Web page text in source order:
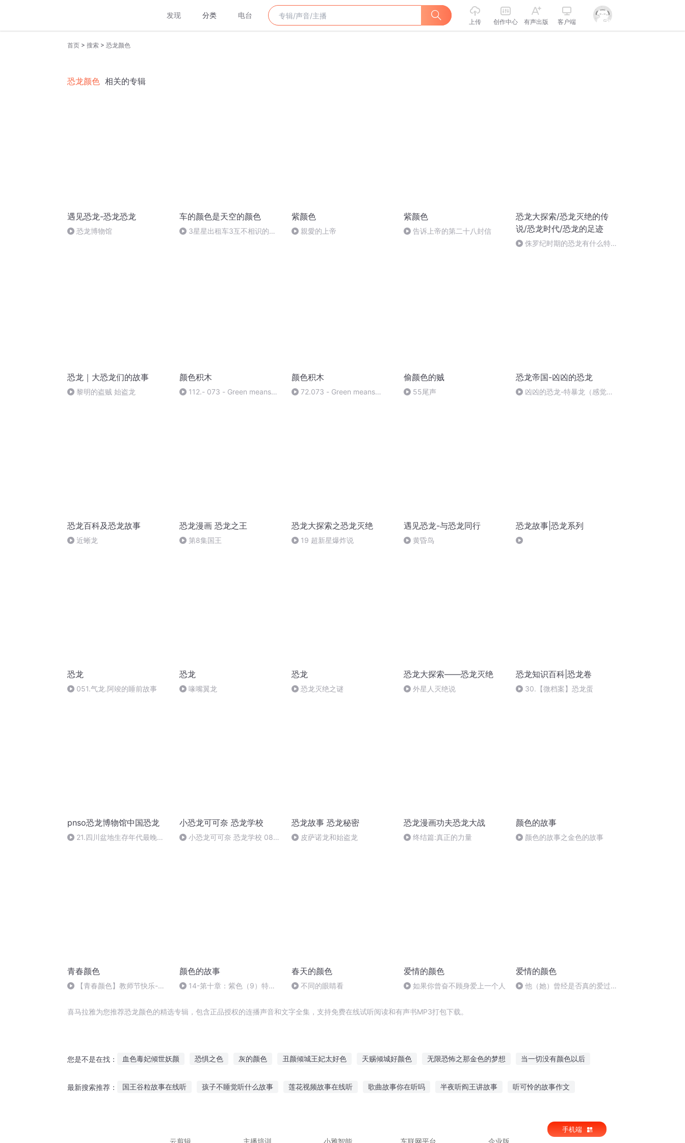
发现 分类 电台
上传 创作中心 有声出版 客户端
首页 > 搜索 > 恐龙颜色
恐龙颜色 相关的专辑
遇见恐龙-恐龙恐龙
恐龙博物馆
车的颜色是天空的颜色
3星星出租车3互不相识的乘
紫颜色
親愛的上帝
紫颜色
告诉上帝的第二十八封信
恐龙大探索/恐龙灭绝的传
说/恐龙时代/恐龙的足迹
侏罗纪时期的恐龙有什么特征
恐龙｜大恐龙们的故事
黎明的盗贼 始盗龙
颜色积木
112.- 073 - Green means
颜色积木
72.073 - Green means
偷颜色的贼
55尾声
恐龙帝国-凶凶的恐龙
凶凶的恐龙-特暴龙（感觉灵
恐龙百科及恐龙故事
近蜥龙
恐龙漫画 恐龙之王
第8集国王
恐龙大探索之恐龙灭绝
19 超新星爆炸说
遇见恐龙-与恐龙同行
黄昏鸟
恐龙故事|恐龙系列
恐龙
051.气龙.阿竣的睡前故事
恐龙
喙嘴翼龙
恐龙
恐龙灭绝之谜
恐龙大探索——恐龙灭绝
外星人灭绝说
恐龙知识百科|恐龙卷
30.【微档案】恐龙蛋
pnso恐龙博物馆中国恐龙
21.四川盆地生存年代最晚的
小恐龙可可奈 恐龙学校
小恐龙可可奈 恐龙学校 08
恐龙故事 恐龙秘密
皮萨诺龙和始盗龙
恐龙漫画功夫恐龙大战
终结篇:真正的力量
颜色的故事
颜色的故事之金色的故事
青春颜色
【青春颜色】教师节快乐-
颜色的故事
14-第十章：紫色（9）特克
春天的颜色
不同的眼睛看
爱情的颜色
如果你曾奋不顾身爱上一个人
爱情的颜色
他（她）曾经是否真的爱过
喜马拉雅为您推荐恐龙颜色的精选专辑，包含正品授权的连播声音和文字全集，支持免费在线试听阅读和有声书MP3打包下载。
您是不是在找： 血色毒妃倾世妖颜 恐惧之色 灰的颜色 丑颜倾城王妃太好色 天赐倾城好颜色 无限恐怖之那金色的梦想 当一切没有颜色以后
最新搜索推荐： 国王谷粒故事在线听 孩子不睡觉听什么故事 莲花视频故事在线听 歌曲故事你在听吗 半夜听阎王讲故事 听可怜的故事作文
云剪辑
主播培训 小雅智能 车联网平台 企业版
手机端